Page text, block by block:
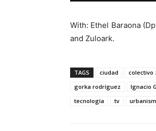
With: Ethel Baraona
and Zuloark.
TAGS ciudad colectivo
gorka rodríguez
Ignacio
tecnología
tv